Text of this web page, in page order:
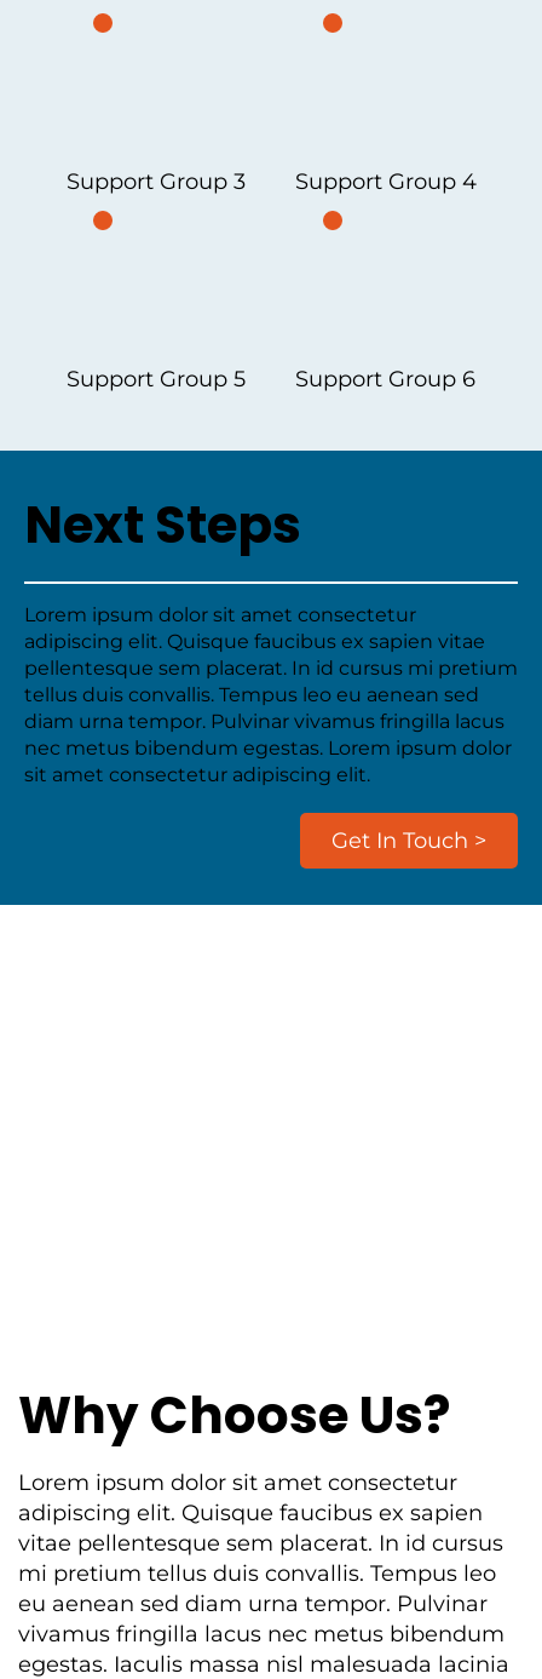
Support Group 3 Support Group 4
Support Group 5 Support Group 6
Next Steps
Lorem ipsum dolor sit amet consectetur
adipiscing elit. Quisque faucibus ex sapien vitae
pellentesque sem placerat. In id cursus mi pretium
tellus duis convallis. Tempus leo eu aenean sed
diam urna tempor. Pulvinar vivamus fringilla lacus
nec metus bibendum egestas. Lorem ipsum dolor
sit amet consectetur adipiscing elit.
Get In Touch >
Why Choose Us?
Lorem ipsum dolor sit amet consectetur
adipiscing elit. Quisque faucibus ex sapien
vitae pellentesque sem placerat. In id cursus
mi pretium tellus duis convallis. Tempus leo
eu aenean sed diam urna tempor. Pulvinar
vivamus fringilla lacus nec metus bibendum
egestas. Iaculis massa nisl malesuada lacinia